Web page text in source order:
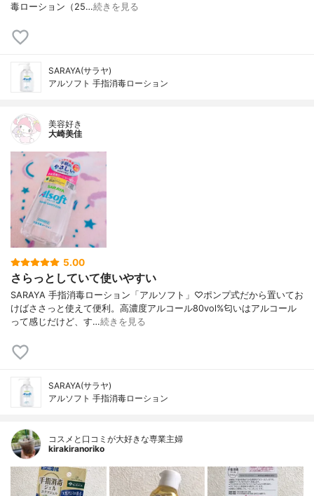
毒ローション（25…続きを見る
SARAYA(サラヤ)
アルソフト 手指消毒ローション
美容好き
大崎美佳
5.00
さらっとしていて使いやすい
SARAYA 手指消毒ローション「アルソフト」♡ポンプ式だから置いてお
けばささっと使えて便利。高濃度アルコール80vol%匂いはアルコール
って感じだけど、す…続きを見る
SARAYA(サラヤ)
アルソフト 手指消毒ローション
コスメと口コミが大好きな専業主婦
kirakiranoriko